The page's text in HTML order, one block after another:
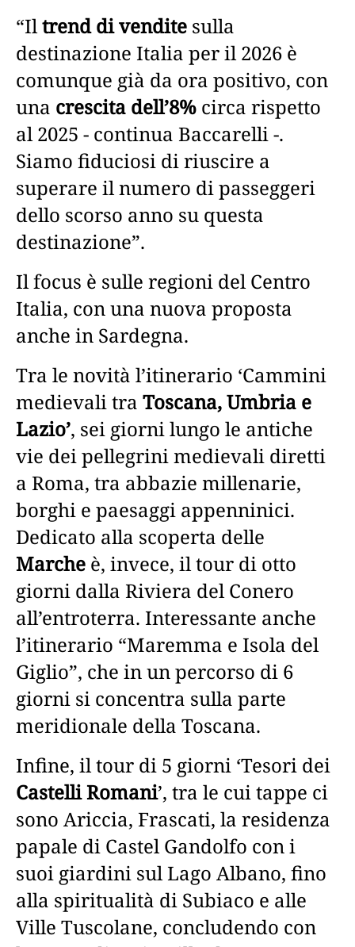
“Iltrend di vendite sulla
destinazione Italia per il 2026 è
comunque già da ora positivo, con
una crescita dell’8% circa rispetto
al 2025 - continua Baccarelli -.
Siamo fiduciosi di riuscire a
superare il numero di passeggeri
dello scorso anno su questa
destinazione”.
Il focus è sulle regioni del Centro
Italia, con una nuova proposta
anche in Sardegna.
Tra le novità l’itinerario ‘Cammini
medievali tra Toscana, Umbria e
Lazio’, sei giorni lungo le antiche
vie dei pellegrini medievali diretti
a Roma, tra abbazie millenarie,
borghi e paesaggi appenninici.
Dedicato alla scoperta delle
Marche è, invece, il tour di otto
giorni dalla Riviera del Conero
all’entroterra. Interessante anche
l’itinerario “Maremma e Isola del
Giglio”, che in un percorso di 6
giorni si concentra sulla parte
meridionale della Toscana.
Infine, il tour di 5 giorni ‘Tesori dei
Castelli Romani’, tra le cui tappe ci
sono Ariccia, Frascati, la residenza
papale di Castel Gandolfo con i
suoi giardini sul Lago Albano, fino
alla spiritualità di Subiaco e alle
Ville Tuscolane, concludendo con